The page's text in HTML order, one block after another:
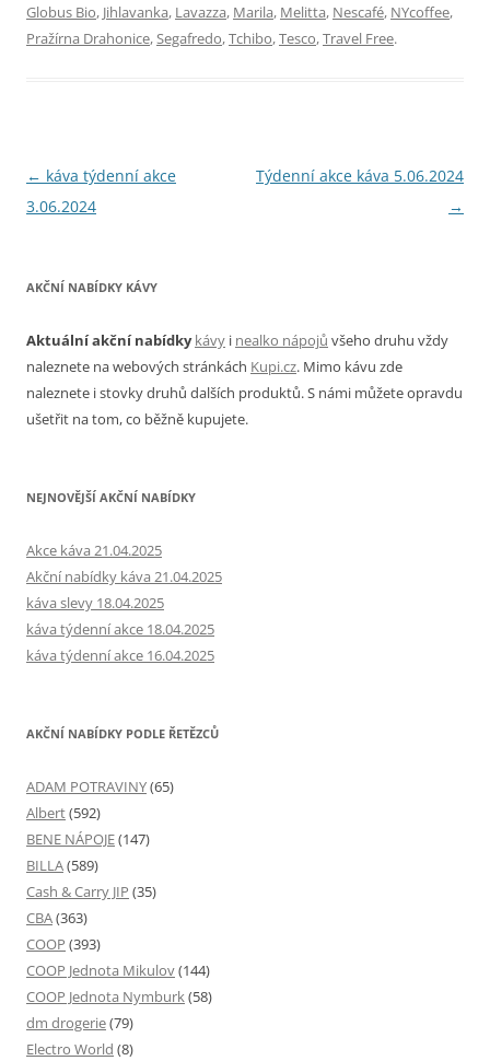
Globus Bio, Jihlavanka, Lavazza, Marila, Melitta, Nescafé, NYcoffee,
Pražírna Drahonice,Segafredo,Tchibo,Tesco,Travel Free.
Navigace
pro
← káva týdenní akce
3.06.2024
Týdenní akce káva 5.06.2024
→
AKČNÍ NABÍDKY KÁVY
Aktuální akční nabídky kávy i nealko nápojů všeho druhu vždy
naleznete na webových stránkách Kupi.cz. Mimo kávu zde
naleznete i stovky druhů dalších produktů. S námi můžete opravdu
ušetřit na tom, co běžně kupujete.
NEJNOVĚJŠÍ AKČNÍ NABÍDKY
Akce káva 21.04.2025
Akční nabídky káva 21.04.2025
káva slevy 18.04.2025
káva týdenní akce 18.04.2025
káva týdenní akce 16.04.2025
AKČNÍ NABÍDKY PODLE ŘETĚZCŮ
ADAM POTRAVINY(65)
Albert(592)
BENE NÁPOJE(147)
BILLA(589)
Cash & Carry JIP (35)
CBA(363)
COOP (393)
COOP Jednota Mikulov(144)
COOP Jednota Nymburk(58)
dm drogerie(79)
Electro World (8)